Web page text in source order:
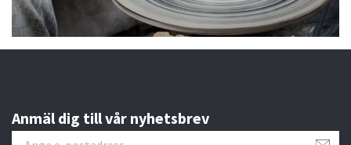
Anmäl dig till vår nyhetsbrev